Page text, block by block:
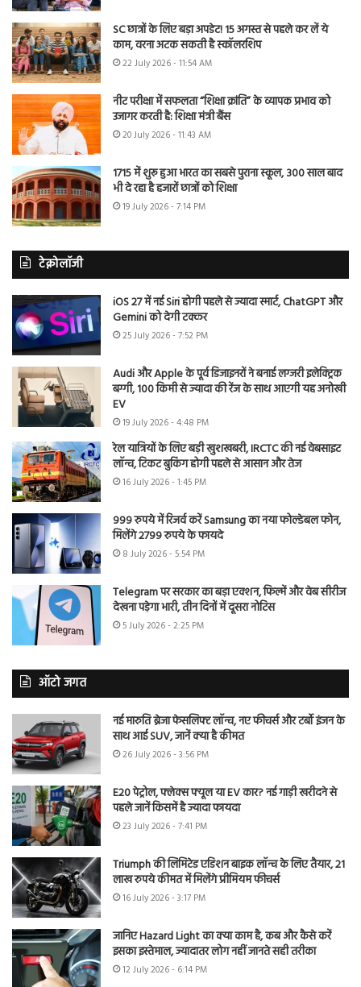
SC छात्रों के लिए बड़ा अपडेट! 15 अगस्त से पहले कर लें ये
काम, वरना अटक सकती है स्कॉलरशिप
22 July 2026 - 11:54 AM
नीट परीक्षा में सफलता “शिक्षा क्रांति” के व्यापक प्रभाव को
उजागर करती है: शिक्षा मंत्री बैंस
20 July 2026 - 11:43 AM
1715 में शुरू हुआ भारत का सबसे पुराना स्कूल, 300 साल बाद
भी दे रहा है हजारों छात्रों को शिक्षा
19 July 2026 - 7:14 PM
टेक्नोलॉजी
iOS 27 में नई Siri होगी पहले से ज्यादा स्मार्ट, ChatGPT और
Gemini को देगी टक्कर
25 July 2026 - 7:52 PM
Audi और Apple के पूर्व डिजाइनरों ने बनाई लग्जरी इलेक्ट्रिक
बग्गी, 100 किमी से ज्यादा की रेंज के साथ आएगी यह अनोखी
EV
19 July 2026 - 4:48 PM
रेल यात्रियों के लिए बड़ी खुशखबरी, IRCTC की नई वेबसाइट
लॉन्च, टिकट बुकिंग होगी पहले से आसान और तेज
16 July 2026 - 1:45 PM
999 रुपये में रिजर्व करें Samsung का नया फोल्डेबल फोन,
मिलेंगे 2799 रुपये के फायदे
8 July 2026 - 5:54 PM
Telegram पर सरकार का बड़ा एक्शन, फिल्में और वेब सीरीज
देखना पड़ेगा भारी, तीन दिनों में दूसरा नोटिस
5 July 2026 - 2:25 PM
ऑटो जगत
नई मारुति ब्रेजा फेसलिफ्ट लॉन्च, नए फीचर्स और टर्बो इंजन के
साथ आई SUV, जानें क्या है कीमत
26 July 2026 - 3:56 PM
E20 पेट्रोल, फ्लेक्स फ्यूल या EV कार? नई गाड़ी खरीदने से
पहले जानें किसमें है ज्यादा फायदा
23 July 2026 - 7:41 PM
Triumph की लिमिटेड एडिशन बाइक लॉन्च के लिए तैयार, 21
लाख रुपये कीमत में मिलेंगे प्रीमियम फीचर्स
16 July 2026 - 3:17 PM
जानिए Hazard Light का क्या काम है, कब और कैसे करें
इसका इस्तेमाल, ज्यादातर लोग नहीं जानते सही तरीका
12 July 2026 - 6:14 PM